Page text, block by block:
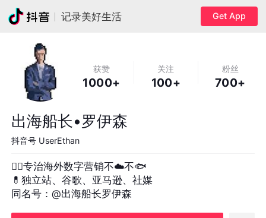
记录美好生活 Get App
获赞
1000+
关注
100+
粉丝
700+
出海船长•罗伊森
抖音号 UserEthan
👨‍⚕️专治海外数字营销不☁️不🐟
💊独立站、谷歌、亚马逊、社媒
同名号：@出海船长罗伊森